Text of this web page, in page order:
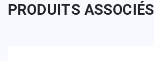
PRODUITS ASSOCIÉS